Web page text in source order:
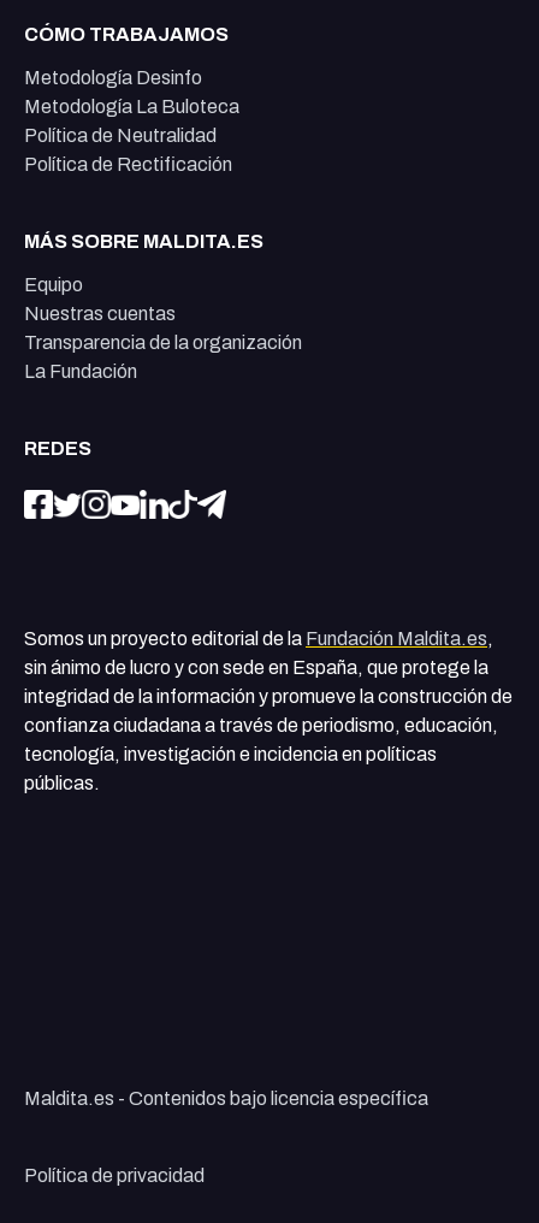
CÓMO TRABAJAMOS
Metodología Desinfo
Metodología La Buloteca
Política de Neutralidad
Política de Rectificación
MÁS SOBRE MALDITA.ES
Equipo
Nuestras cuentas
Transparencia de la organización
La Fundación
REDES
Somos un proyecto editorial de la Fundación Maldita.es,
sin ánimo de lucro y con sede en España, que protege la
integridad de la información y promueve la construcción de
confianza ciudadana a través de periodismo, educación,
tecnología, investigación e incidencia en políticas
públicas.
Maldita.es - Contenidos bajo licencia específica
Política de privacidad